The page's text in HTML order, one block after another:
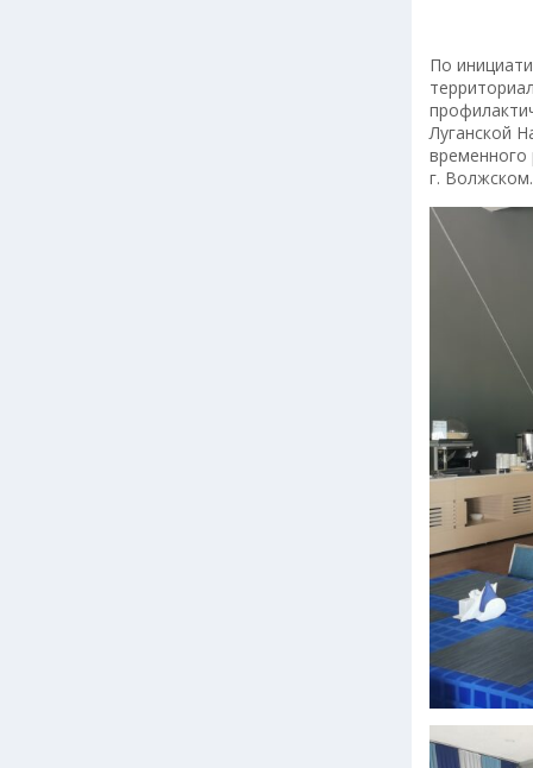
По
Луганской
временного
г. Волжском.